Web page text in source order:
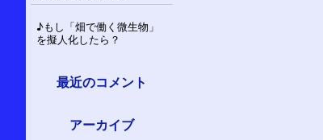
♪もし「畑で働く微生物」
を擬人化したら？
最近のコメント
アーカイブ